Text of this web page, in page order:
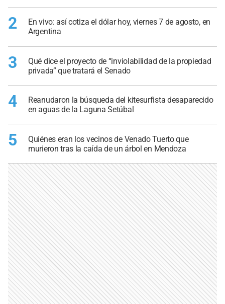
2
En vivo: así cotiza el dólar hoy, viernes 7 de agosto, en
Argentina
3
Qué dice el proyecto de “inviolabilidad de la propiedad
privada” que tratará el Senado
4
Reanudaron la búsqueda del kitesurfista desaparecido
en aguas de la Laguna Setúbal
5
Quiénes eran los vecinos de Venado Tuerto que
murieron tras la caída de un árbol en Mendoza